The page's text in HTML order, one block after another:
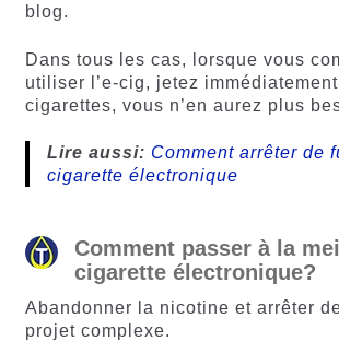
blog.
Dans tous les cas, lorsque vous
utiliser l’e-cig, jetez
cigarettes, vous n’en aurez plus
Lire aussi: Comment arrêter de
cigarette électronique
Comment passer à la
cigarette électronique?
Abandonner la nicotine et arrêter
projet complexe.